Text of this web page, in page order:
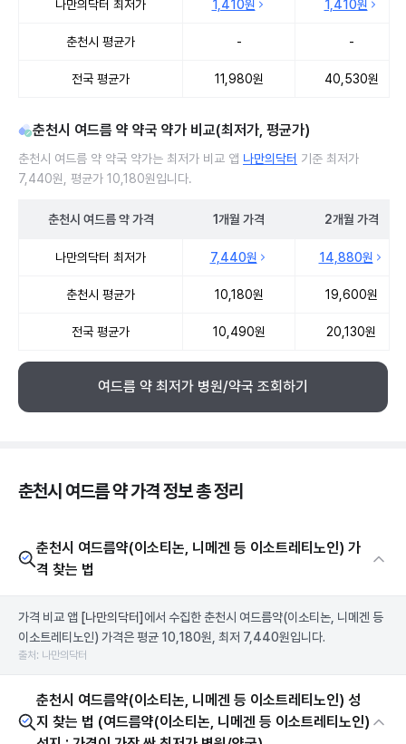
나만의닥터 최저가 1,410원 1,410원
춘천시 평균가 - -
전국 평균가 11,980원 40,530원
춘천시 여드름 약 약국 약가 비교(최저가, 평균가)
춘천시 여드름 약 약국 약가는 최저가 비교 앱 나만의닥터 기준 최저가
7,440원, 평균가 10,180원입니다.
춘천시 여드름 약가격 1개월 가격 2개월 가격
나만의닥터 최저가 7,440원 14,880원
춘천시 평균가 10,180원 19,600원
전국 평균가 10,490원 20,130원
여드름 약 최저가 병원/약국 조회하기
춘천시 여드름 약 가격 정보 총 정리
춘천시 여드름약(이소티논, 니메겐 등 이소트레티노인) 가
격 찾는 법
가격 비교 앱 [나만의닥터] 에서 수집한 춘천시 여드름약(이소티논, 니메겐 등
이소트레티노인) 가격은 평균 10,180원, 최저 7,440원입니다.
출처: 나만의닥터
춘천시 여드름약(이소티논, 니메겐 등 이소트레티노인) 성
지 찾는 법 (여드름약(이소티논, 니메겐 등 이소트레티노인)